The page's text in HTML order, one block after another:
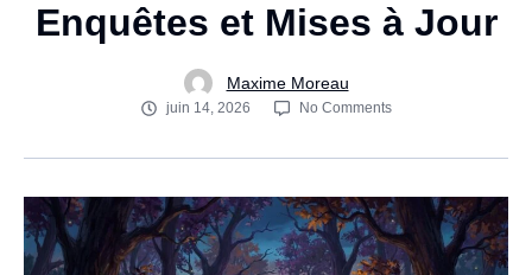
Enquêtes et Mises à Jour
Maxime Moreau
juin 14, 2026 No Comments